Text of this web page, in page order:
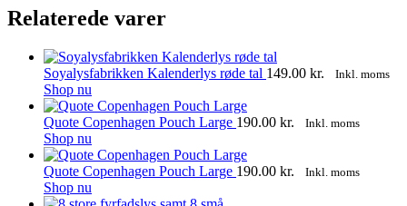
WhatsApp
Relaterede varer
Soyalysfabrikken Kalenderlys røde tal 149.00 kr. Inkl. moms
Shop nu
Quote Copenhagen Pouch Large 190.00 kr. Inkl. moms
Shop nu
Quote Copenhagen Pouch Large 190.00 kr. Inkl. moms
Shop nu